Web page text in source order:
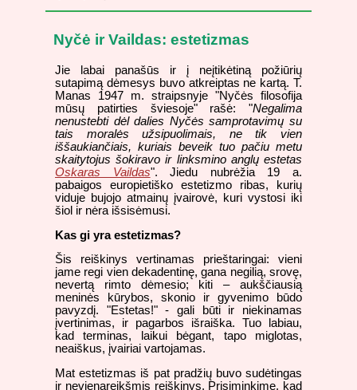
Nyčė ir Vaildas: estetizmas
Jie labai panašūs ir į neįtikėtiną požiūrių
sutapimą dėmesys buvo atkreiptas ne kartą. T.
Manas 1947 m. straipsnyje "Nyčės filosofija
mūsų patirties šviesoje" rašė: "Negalima
nenustebti dėl dalies Nyčės samprotavimų su
tais moralės užsipuolimais, ne tik vien
iššaukiančiais, kuriais beveik tuo pačiu metu
skaitytojus šokiravo ir linksmino anglų estetas
Oskaras Vaildas". Jiedu nubrėžia 19 a.
pabaigos europietiško estetizmo ribas, kurių
viduje bujojo atmainų įvairovė, kuri vystosi iki
šiol ir nėra išsisėmusi.
Kas gi yra estetizmas?
Šis reiškinys vertinamas prieštaringai: vieni
jame regi vien dekadentinę, gana negilią, srovę,
nevertą rimto dėmesio; kiti – aukščiausią
meninės kūrybos, skonio ir gyvenimo būdo
pavyzdį. "Estetas!" - gali būti ir niekinamas
įvertinimas, ir pagarbos išraiška. Tuo labiau,
kad terminas, laikui bėgant, tapo miglotas,
neaiškus, įvairiai vartojamas.
Mat estetizmas iš pat pradžių buvo sudėtingas
ir nevienareikšmis reiškinys. Prisiminkime, kad